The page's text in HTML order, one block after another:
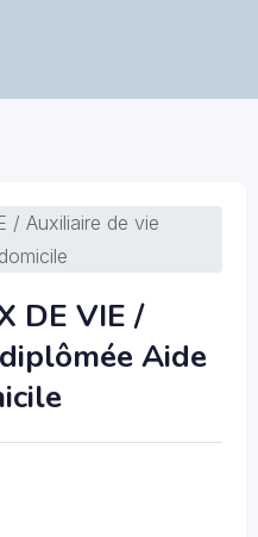
DE VIE /
Aide